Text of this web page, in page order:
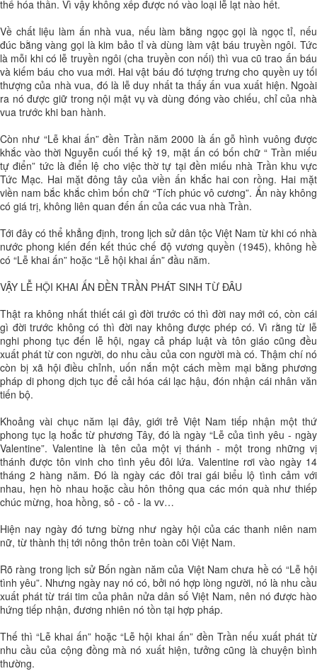
thể hóa thần. Vì vậy không xếp được nó vào loại lễ lạt nào hết.
Về chất liệu làm ấn nhà vua, nếu làm bằng ngọc gọi là ngọc tỉ, nếu
đúc bằng vàng gọi là kim bảo tỉ và dùng làm vật báu truyền ngôi. Tức
là mỗi khi có lễ truyền ngôi (cha truyền con nối) thì vua cũ trao ấn báu
và kiếm báu cho vua mới. Hai vật báu đó tượng trưng cho quyền uy tối
thượng của nhà vua, đó là lễ duy nhất ta thấy ấn vua xuất hiện. Ngoài
ra nó được giữ trong nội mật vụ và dùng đóng vào chiếu, chỉ của nhà
vua trước khi ban hành.
Còn như “Lễ khai ấn” đền Trần năm 2000 là ấn gỗ hình vuông được
khắc vào thời Nguyễn cuối thế kỷ 19, mặt ấn có bốn chữ “ Trần miếu
tự điển” tức là điển lệ cho việc thờ tự tại đền miếu nhà Trần khu vực
Tức Mạc. Hai mặt đông tây của viền ấn khắc hai con rồng. Hai mặt
viền nam bắc khắc chìm bốn chữ “Tích phúc vô cương”. Ấn này không
có giá trị, không liên quan đến ấn của các vua nhà Trần.
Tới đây có thể khẳng định, trong lịch sử dân tộc Việt Nam từ khi có nhà
nước phong kiến đến kết thúc chế độ vương quyền (1945), không hề
có “Lễ khai ấn” hoặc “Lễ hội khai ấn” đầu năm.
VẬY LỄ HỘI KHAI ẤN ĐỀN TRẦN PHÁT SINH TỪ ĐÂU
Thật ra không nhất thiết cái gì đời trước có thì đời nay mới có, còn cái
gì đời trước không có thì đời nay không được phép có. Vì rằng từ lễ
nghi phong tục đến lễ hội, ngay cả pháp luật và tôn giáo cũng đều
xuất phát từ con người, do nhu cầu của con người mà có. Thậm chí nó
còn bị xã hội điều chỉnh, uốn nắn một cách mềm mại bằng phương
pháp di phong dịch tục để cải hóa cái lạc hậu, đón nhận cái nhân văn
tiến bộ.
Khoảng vài chục năm lại đây, giới trẻ Việt Nam tiếp nhận một thứ
phong tục lạ hoắc từ phương Tây, đó là ngày “Lễ của tình yêu - ngày
Valentine”. Valentine là tên của một vị thánh - một trong những vị
thánh được tôn vinh cho tình yêu đôi lứa. Valentine rơi vào ngày 14
tháng 2 hàng năm. Đó là ngày các đôi trai gái biểu lộ tình cảm với
nhau, hẹn hò nhau hoặc cầu hôn thông qua các món quà như thiếp
chúc mừng, hoa hồng, sô - cô - la vv…
Hiện nay ngày đó tưng bừng như ngày hội của các thanh niên nam
nữ, từ thành thị tới nông thôn trên toàn cõi Việt Nam.
Rõ ràng trong lịch sử Bốn ngàn năm của Việt Nam chưa hề có “Lễ hội
tình yêu”. Nhưng ngày nay nó có, bởi nó hợp lòng người, nó là nhu cầu
xuất phát từ trái tim của phân nửa dân số Việt Nam, nên nó được hào
hứng tiếp nhận, đương nhiên nó tồn tại hợp pháp.
Thế thì “Lễ khai ấn” hoặc “Lễ hội khai ấn” đền Trần nếu xuất phát từ
nhu cầu của cộng đồng mà nó xuất hiện, tưởng cũng là chuyện bình
thường.